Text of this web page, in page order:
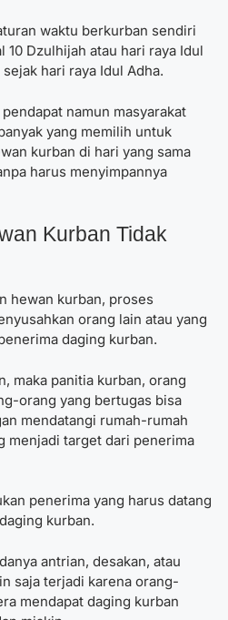
waktu berkurban sendiri
10 Dzulhijah atau hari raya Idul
hari raya Idul Adha.
namun masyarakat
yang memilih untuk
kurban di hari yang sama
harus menyimpannya
Kurban Tidak
hewan kurban, proses
orang lain atau yang
daging kurban.
maka panitia kurban, orang
orang yang bertugas bisa
mendatangi rumah-rumah
menjadi target dari penerima
penerima yang harus datang
kurban.
antrian, desakan, atau
saja terjadi karena orang-
mendapat daging kurban